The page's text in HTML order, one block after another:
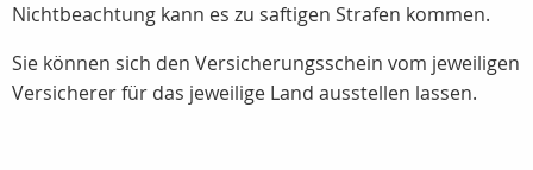
Nichtbeachtung kann es zu saftigen Strafen kommen.
Sie können sich den Versicherungsschein vom jeweiligen
Versicherer für das jeweilige Land ausstellen lassen.